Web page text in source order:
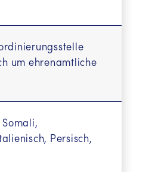
um ehrenamtliche
Persisch,